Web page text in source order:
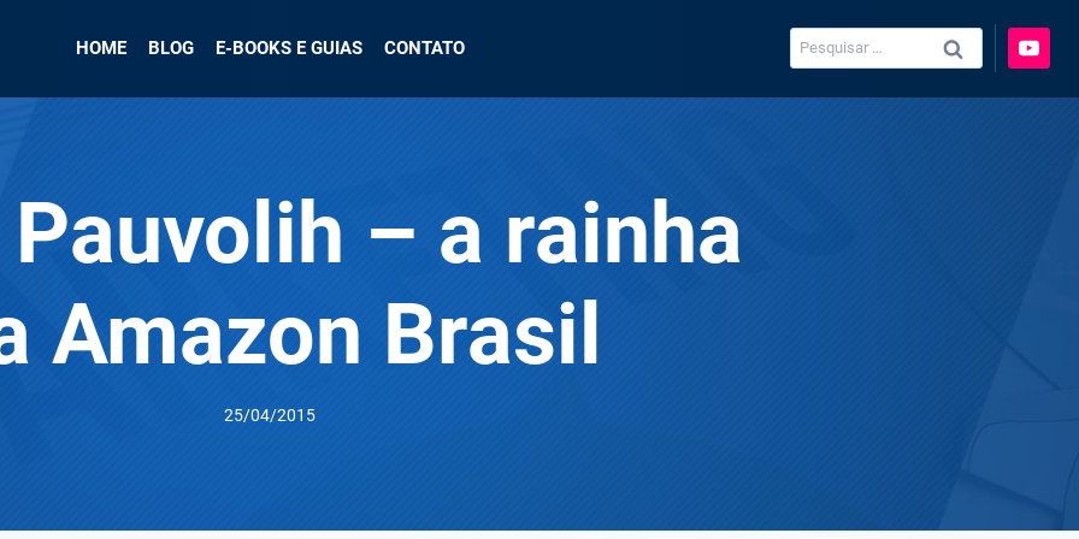
HOME BLOG E-BOOKS E GUIAS CONTATO
Pesquisar
por:
Pauvolih – a rainha
Amazon Brasil
25/04/2015